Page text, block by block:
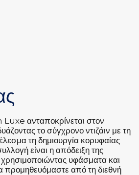
ανταποκρίνεται στον
το σύγχρονο ντιζάιν με τη
τη δημιουργία κορυφαίας
είναι η απόδειξη της
υφάσματα και
προμηθευόμαστε από τη διεθνή